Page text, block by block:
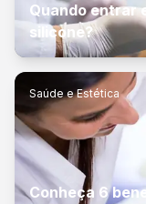
Quando entrar
silicone?
Saúde e Estética
Conheça 6